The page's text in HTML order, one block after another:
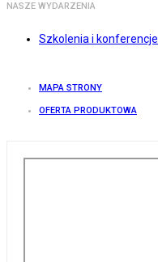
NASZE WYDARZENIA
Szkolenia i konferencje
MAPA STRONY
OFERTA PRODUKTOWA